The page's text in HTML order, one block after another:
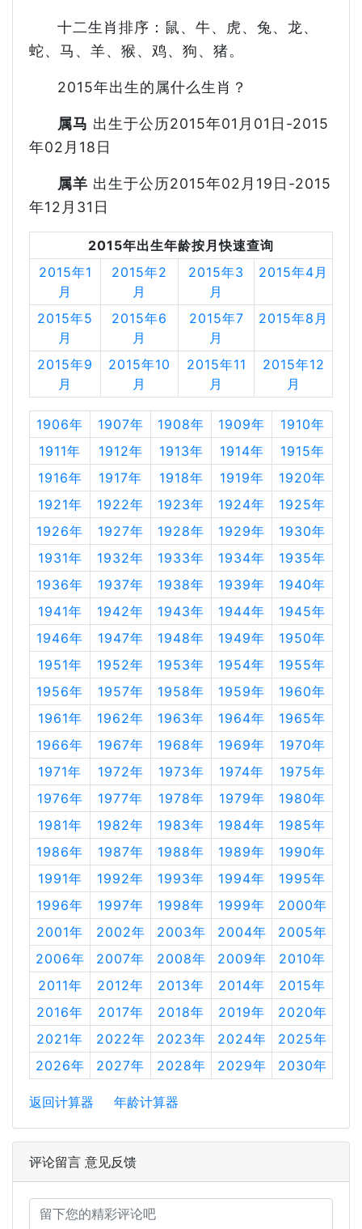
十二生肖排序：鼠、牛、虎、兔、龙、
蛇、马、羊、猴、鸡、狗、猪。
2015年出生的属什么生肖？
属马 出生于公历2015年01月01日-2015
年02月18日
属羊 出生于公历2015年02月19日-2015
年12月31日
2015年出生年龄按月快速查询
2015年1
月
2015年2
月
2015年3
月
2015年4月
2015年5
月
2015年6
月
2015年7
月
2015年8月
2015年9
月
2015年10
月
2015年11
月
2015年12
月
1906年 1907年 1908年 1909年
1910年
1911年
1912年 1913年 1914年
1915年
1916年
1917年 1918年 1919年
1920年
1921年
1922年 1923年 1924年
1925年
1926年
1927年 1928年 1929年
1930年
1931年
1932年 1933年 1934年
1935年
1936年
1937年 1938年 1939年
1940年
1941年
1942年 1943年 1944年
1945年
1946年
1947年 1948年 1949年
1950年
1951年
1952年 1953年 1954年
1955年
1956年
1957年 1958年 1959年
1960年
1961年
1962年 1963年 1964年
1965年
1966年
1967年 1968年 1969年
1970年
1971年
1972年 1973年 1974年
1975年
1976年
1977年 1978年 1979年
1980年
1981年
1982年 1983年 1984年
1985年
1986年
1987年 1988年 1989年
1990年
1991年
1992年 1993年 1994年
1995年
1996年
1997年 1998年 1999年
2000年
2001年
2002年 2003年 2004年
2005年
2006年
2007年 2008年 2009年
2010年
2011年
2012年 2013年 2014年
2015年
2016年
2017年 2018年 2019年
2020年
2021年
2022年 2023年 2024年
2025年
2026年
2027年 2028年 2029年 2030年
返回计算器 年龄计算器
评论留言 意见反馈